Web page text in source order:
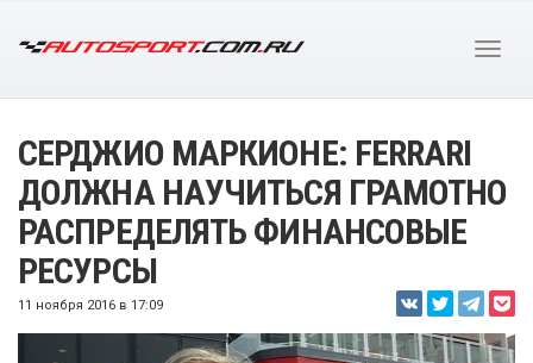
СЕРДЖИО МАРКИОНЕ: FERRARI
ДОЛЖНА НАУЧИТЬСЯ ГРАМОТНО
РАСПРЕДЕЛЯТЬ ФИНАНСОВЫЕ
РЕСУРСЫ
11 ноября 2016 в 17:09